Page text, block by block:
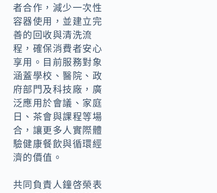
者合作，減少一次性
容器使用，並建立完
善的回收與清洗流
程，確保消費者安心
享用。目前服務對象
涵蓋學校、醫院、政
府部門及科技廠，廣
泛應用於會議、家庭
日、茶會與課程等場
合，讓更多人實際體
驗健康餐飲與循環經
濟的價值。
共同負責人鐘啓榮表